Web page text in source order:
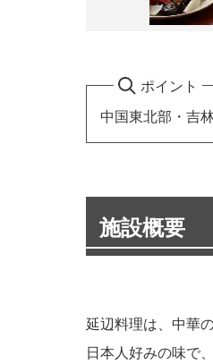
ポイント
中国東北部・吉
施設概要
延辺料理は、中華
日本人好みの味で